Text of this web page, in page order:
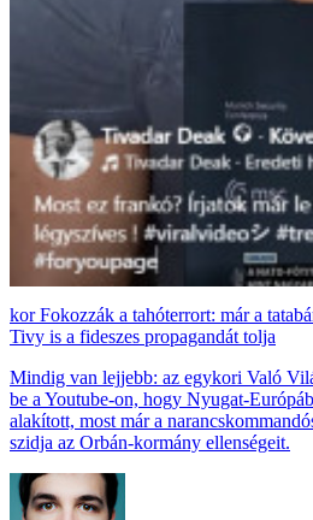
Fokozzák a tahóterrort: már a
Tivy is a fideszes propagandát tolja
Mindig van lejjebb: az egykori Való
be a Youtube-on, hogy Nyugat-
alakított, most már a
szidja az Orbán-kormány ellenségeit.